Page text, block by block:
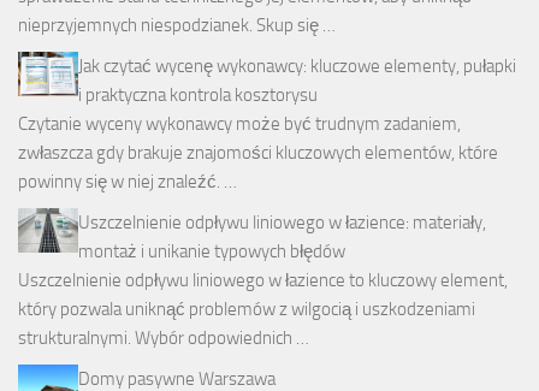
nieprzyjemnych niespodzianek. Skup się …
Jak czytać wycenę wykonawcy: kluczowe elementy, pułapki
i praktyczna kontrola kosztorysu
Czytanie wyceny wykonawcy może być trudnym zadaniem,
zwłaszcza gdy brakuje znajomości kluczowych elementów, które
powinny się w niej znaleźć. …
Uszczelnienie odpływu liniowego w łazience: materiały,
montaż i unikanie typowych błędów
Uszczelnienie odpływu liniowego w łazience to kluczowy element,
który pozwala uniknąć problemów z wilgocią i uszkodzeniami
strukturalnymi. Wybór odpowiednich …
Domy pasywne Warszawa